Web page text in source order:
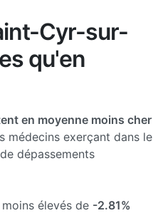
Cyr-sur-
qu'en
en moyenne moins cher
médecins exerçant dans le
dépassements
élevés de -2.81%